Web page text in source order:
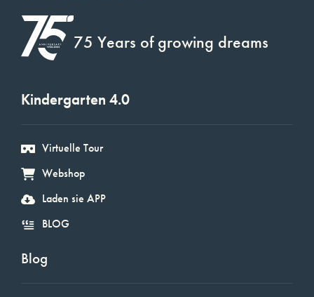
75 Years of growing dreams
Kindergarten 4.0
Virtuelle Tour
Webshop
Laden sie APP
BLOG
Blog